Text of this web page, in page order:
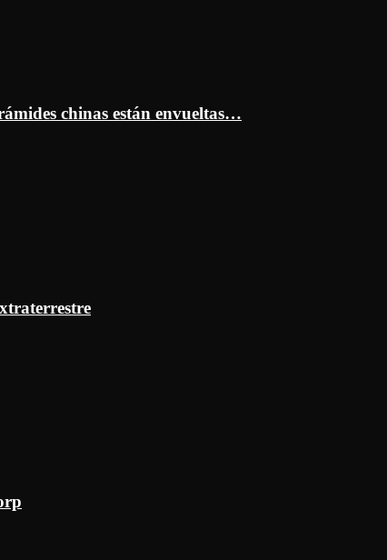
chinas están envueltas…